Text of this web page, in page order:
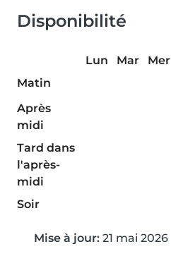
Disponibilité
Lun Mar Mer
Matin
Après
midi
Tard dans
l'après-
midi
Soir
Mise à jour: 21 mai 2026